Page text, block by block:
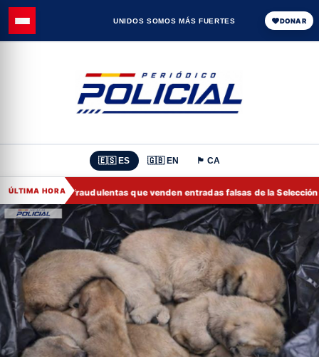
UNIDOS SOMOS MÁS FUERTES DONAR
🇪🇸 ES 🇬🇧 EN 🏴 CA
ÚLTIMA HORA
páginas fraudulentas que venden entradas falsas de la Selección